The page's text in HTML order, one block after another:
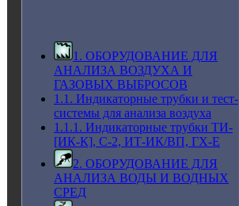
1. ОБОРУДОВАНИЕ ДЛЯ
АНАЛИЗА ВОЗДУХА И
ГАЗОВЫХ ВЫБРОСОВ
1.1. Индикаторные трубки и тест-
системы для анализа воздуха
1.1.1. Индикаторные трубки ТИ-
[ИК-К], С-2, ИТ-ИК/ВП, ГХ-Е
2. ОБОРУДОВАНИЕ ДЛЯ
АНАЛИЗА ВОДЫ И ВОДНЫХ
СРЕД